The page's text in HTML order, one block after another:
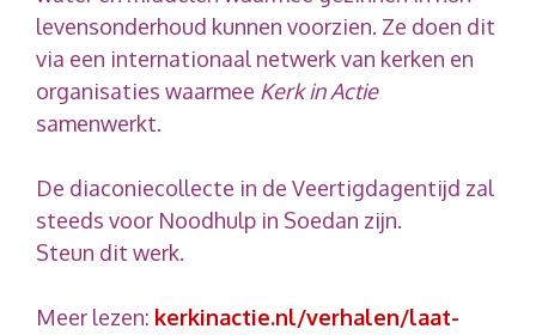
levensonderhoud kunnen voorzien. Ze doen dit
via een internationaal netwerk van kerken en
organisaties waarmee Kerk in Actie
samenwerkt.
De diaconiecollecte in de Veertigdagentijd zal
steeds voor Noodhulp in Soedan zijn.
Steun dit werk.
Meer lezen: kerkinactie.nl/verhalen/laat-